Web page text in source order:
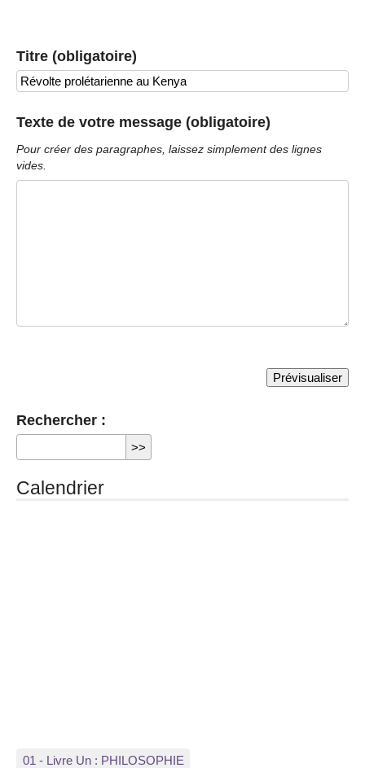
Titre (obligatoire)
Texte de votre message (obligatoire)
Pour créer des paragraphes, laissez simplement des lignes
vides.
Rechercher :
Calendrier
01 - Livre Un : PHILOSOPHIE